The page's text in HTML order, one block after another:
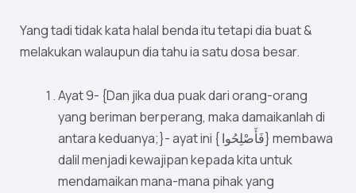
Yang tadi tidak kata halal benda itu tetapi dia buat &
melakukan walaupun dia tahu ia satu dosa besar.
Ayat 9- {Dan jika dua puak dari orang-orang
yang beriman berperang, maka damaikanlah di
antara keduanya;}- ayat ini { فَأَصْلِحُوا} membawa
dalil menjadi kewajipan kepada kita untuk
mendamaikan mana-mana pihak yang